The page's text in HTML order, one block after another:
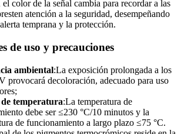
color de la señal cambia para recordar a las
atención a la seguridad, desempeñando
temprana y la protección.
de uso y precauciones
ambiental:La exposición prolongada a los
provocará decoloración, adecuado para uso
temperatura:La temperatura de
debe ser ≤230 °C/10 minutos y la
de funcionamiento a largo plazo ≤75 °C.